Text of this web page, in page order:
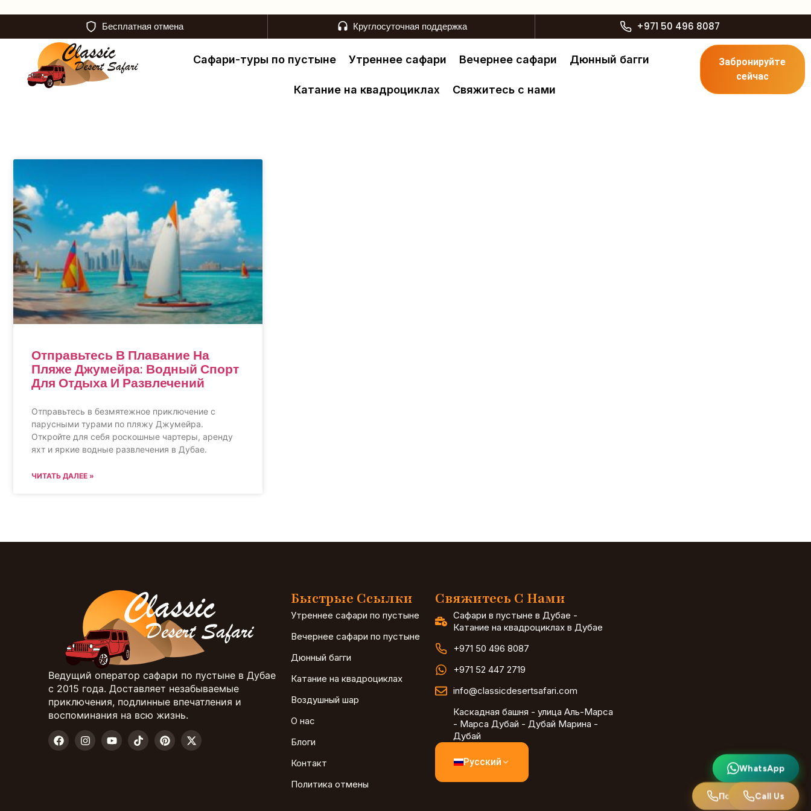
Бесплатная отмена Круглосуточная поддержка +971 50 496 8087
Сафари-туры по пустыне Утреннее сафари Вечернее сафари Дюнный багги
Катание на квадроциклах Свяжитесь с нами
Забронируйте
сейчас
Отправьтесь В Плавание На
Пляже Джумейра: Водный Спорт
Для Отдыха И Развлечений
Отправьтесь в безмятежное приключение с
парусными турами по пляжу Джумейра.
Откройте для себя роскошные чартеры, аренду
яхт и яркие водные развлечения в Дубае.
ЧИТАТЬ ДАЛЕЕ »
Ведущий оператор сафари по пустыне в Дубае
с 2015 года. Доставляет незабываемые
приключения, подлинные впечатления и
воспоминания на всю жизнь.
Быстрые Ссылки
Утреннее сафари по пустыне
Вечернее сафари по пустыне
Дюнный багги
Катание на квадроциклах
Воздушный шар
О нас
Блоги
Контакт
Политика отмены
Свяжитесь С Нами
Сафари в пустыне в Дубае -
Катание на квадроциклах в Дубае
+971 50 496 8087
+971 52 447 2719
info@classicdesertsafari.com
Каскадная башня - улица Аль-Марса
- Марса Дубай - Дубай Марина -
Дубай
Русский
WhatsApp
Позвоните нам
WhatsApp
Call Us